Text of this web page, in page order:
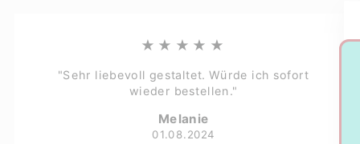
★★★★★
"Sehr liebevoll gestaltet. Würde ich sofort
wieder bestellen."
Melanie
01.08.2024